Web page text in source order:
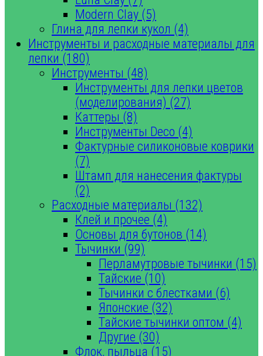
Modern Clay (5)
Глина для лепки кукол (4)
Инструменты и расходные материалы для
лепки (180)
Инструменты (48)
Инструменты для лепки цветов
(моделирования) (27)
Каттеры (8)
Инструменты Deco (4)
Фактурные силиконовые коврики
(7)
Штамп для нанесения фактуры
(2)
Расходные материалы (132)
Клей и прочее (4)
Основы для бутонов (14)
Тычинки (99)
Перламутровые тычинки (15)
Тайские (10)
Тычинки с блестками (6)
Японские (32)
Тайские тычинки оптом (4)
Другие (30)
Флок, пыльца (15)